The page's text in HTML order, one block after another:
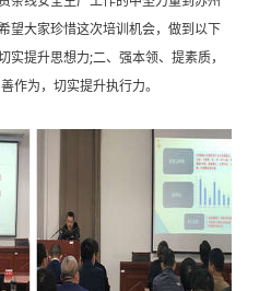
望大家珍惜这次培训机会，做到以下
实提升思想力;二、强本领、提素质，
作为，切实提升执行力。